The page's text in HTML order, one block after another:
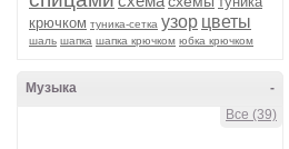
крючком туника-сетка узор цветы
шаль шапка шапка крючком юбка крючком
-
Музыка
Все (39)